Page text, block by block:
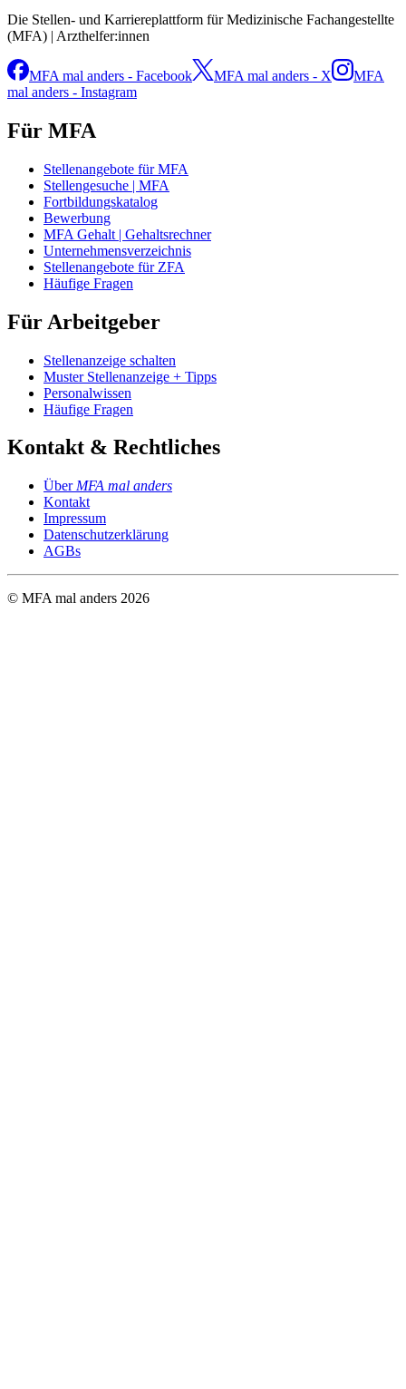
Die Stellen- und Karriereplattform für Medizinische Fachangestellte
(MFA) | Arzthelfer:innen
MFA mal anders - Facebook MFA mal anders - X
MFA
mal anders - Instagram
Für MFA
Stellenangebote für MFA
Stellengesuche | MFA
Fortbildungskatalog
Bewerbung
MFA Gehalt | Gehaltsrechner
Unternehmensverzeichnis
Stellenangebote für ZFA
Häufige Fragen
Für Arbeitgeber
Stellenanzeige schalten
Muster Stellenanzeige + Tipps
Personalwissen
Häufige Fragen
Kontakt & Rechtliches
Über MFA mal anders
Kontakt
Impressum
Datenschutzerklärung
AGBs
© MFA mal anders 2026